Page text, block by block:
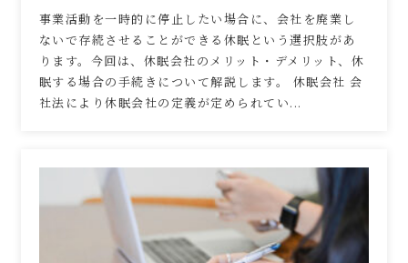
事業活動を一時的に停止したい場合に、会社を廃業し
ないで存続させることができる休眠という選択肢があ
ります。今回は、休眠会社のメリット・デメリット、休
眠する場合の手続きについて解説します。 休眠会社 会
社法により休眠会社の定義が定められてい...